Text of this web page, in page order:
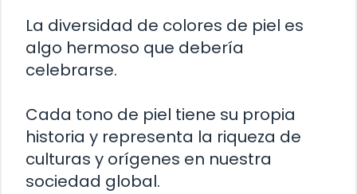
La diversidad de colores de piel es
algo hermoso que debería
celebrarse.
Cada tono de piel tiene su propia
historia y representa la riqueza de
culturas y orígenes en nuestra
sociedad global.